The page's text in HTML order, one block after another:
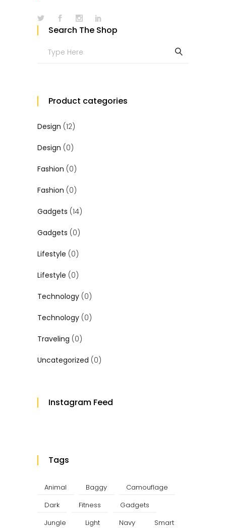
Search The Shop
Search
Product categories
Design (12)
Design (0)
Fashion (0)
Fashion (0)
Gadgets (14)
Gadgets (0)
Lifestyle (0)
Lifestyle (0)
Technology (0)
Technology (0)
Traveling (0)
Uncategorized (0)
Instagram Feed
Tags
Animal Baggy
Camouflage
Dark
Fitness
Gadgets
Jungle
Light Navy Smart